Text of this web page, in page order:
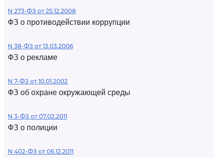
N 273-ФЗ от 25.12.2008
ФЗ о противодействии коррупции
N 38-ФЗ от 13.03.2006
ФЗ о рекламе
N 7-ФЗ от 10.01.2002
ФЗ об охране окружающей среды
N 3-ФЗ от 07.02.2011
ФЗ о полиции
N 402-ФЗ от 06.12.2011